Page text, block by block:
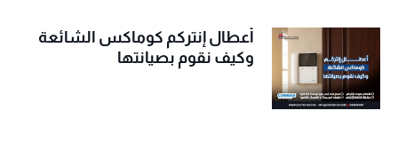
أعطال إنتركم كوماكس الشائعة
وكيف نقوم بصيانتها